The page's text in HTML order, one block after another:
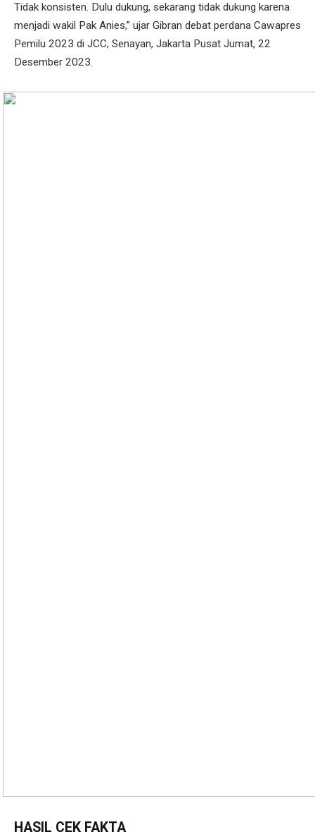
Tidak konsisten. Dulu dukung, sekarang tidak dukung karena
menjadi wakil Pak Anies,” ujar Gibran debat perdana Cawapres
Pemilu 2023 di JCC, Senayan, Jakarta Pusat Jumat, 22
Desember 2023.
HASIL CEK FAKTA